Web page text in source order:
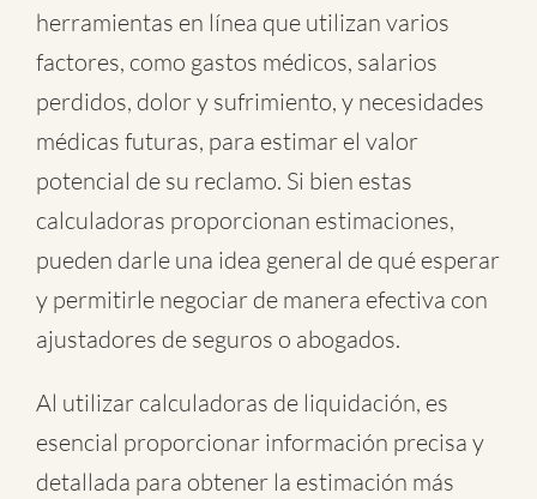
herramientas en línea que utilizan varios
factores, como gastos médicos, salarios
perdidos, dolor y sufrimiento, y necesidades
médicas futuras, para estimar el valor
potencial de su reclamo. Si bien estas
calculadoras proporcionan estimaciones,
pueden darle una idea general de qué esperar
y permitirle negociar de manera efectiva con
ajustadores de seguros o abogados.
Al utilizar calculadoras de liquidación, es
esencial proporcionar información precisa y
detallada para obtener la estimación más